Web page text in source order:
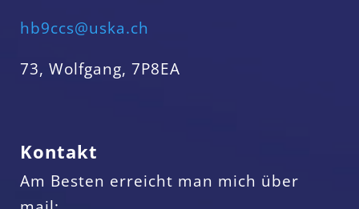
hb9ccs@uska.ch
73, Wolfgang, 7P8EA
Kontakt
Am Besten erreicht man mich über